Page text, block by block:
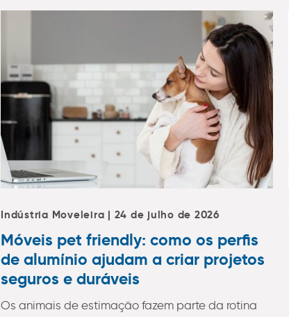
Indústria Moveleira | 24 de julho de 2026
Móveis pet friendly: como os perfis
de alumínio ajudam a criar projetos
seguros e duráveis
Os animais de estimação fazem parte da rotina